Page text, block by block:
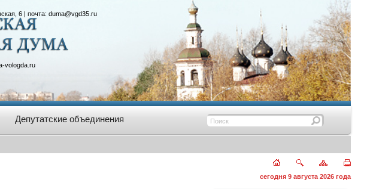
6 | почта: duma@vgd35.ru
vologda.ru
Депутатские объединения
сегодня 9 августа 2026 года